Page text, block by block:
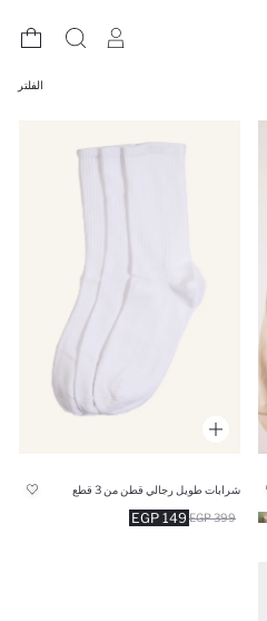
الفلتر
شرابات طويل رجالي قطن من 3 قطع
149 EGP 399 EGP